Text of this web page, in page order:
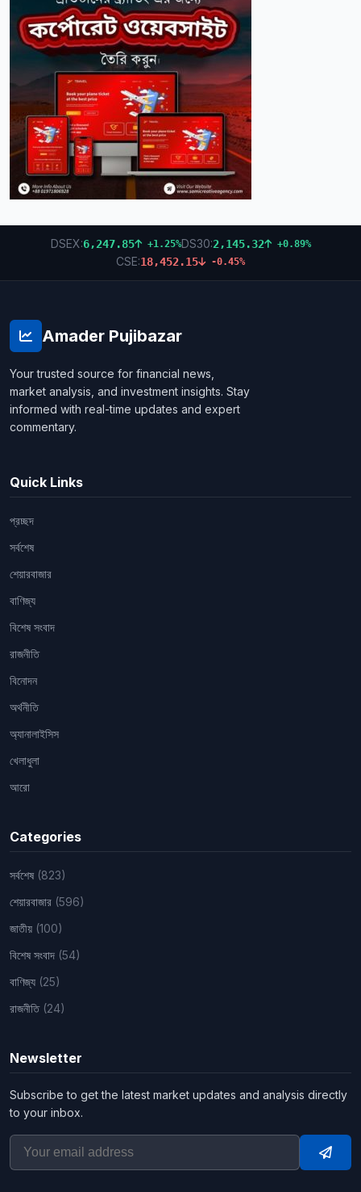
DSEX:6,247.85 +1.25%DS30:2,145.32 +0.89%
CSE:18,452.15 -0.45%
Amader Pujibazar
Your trusted source for financial news,
market analysis, and investment insights. Stay
informed with real-time updates and expert
commentary.
Quick Links
প্রচ্ছদ
সর্বশেষ
শেয়ারবাজার
বাণিজ্য
বিশেষ সংবাদ
রাজনীতি
বিনোদন
অর্থনীতি
অ্যানালাইসিস
খেলাধুলা
আরো
Categories
সর্বশেষ (823)
শেয়ারবাজার (596)
জাতীয় (100)
বিশেষ সংবাদ (54)
বাণিজ্য (25)
রাজনীতি (24)
Newsletter
Subscribe to get the latest market updates and analysis directly
to your inbox.